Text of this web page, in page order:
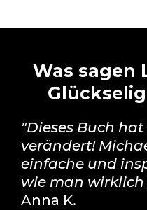
Was sagen
"Dieses Buch
verändert!
einfache und
wie man
Anna K.